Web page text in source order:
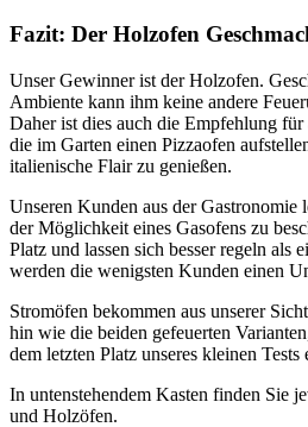
Fazit: Der Holzofen
Unser Gewinner ist der Holzofen.
Ambiente kann ihm keine andere
Daher ist dies auch die Empfehlung
die im Garten einen Pizzaofen
italienische Flair zu genießen.
Unseren Kunden aus der Gastronomie
der Möglichkeit eines Gasofens zu
Platz und lassen sich besser regeln als
werden die wenigsten Kunden einen
Stromöfen bekommen aus unserer
hin wie die beiden gefeuerten
dem letzten Platz unseres kleinen Tests
In untenstehendem Kasten finden Sie
und Holzöfen.